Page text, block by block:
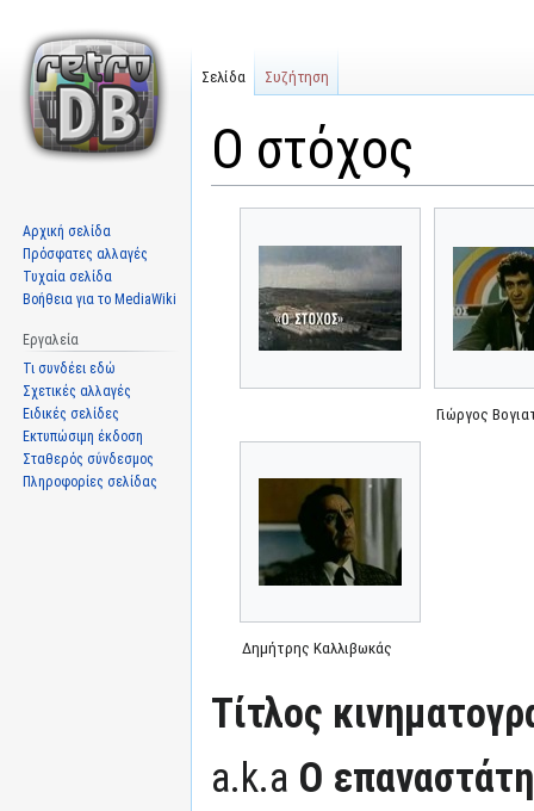
Ο στόχος
πλοήγηση
αναζήτηση
Γιώργος
Δημήτρης Καλλιβωκάς
Τίτλος
a.k.a Ο
Σελίδα Συζήτηση
Αρχική σελίδα
Πρόσφατες αλλαγές
Τυχαία σελίδα
Βοήθεια για το MediaWiki
Εργαλεία
Τι συνδέει εδώ
Σχετικές αλλαγές
Ειδικές σελίδες
Εκτυπώσιμη έκδοση
Σταθερός σύνδεσμος
Πληροφορίες σελίδας